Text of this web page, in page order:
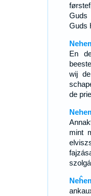
Guds
Guds
En
wij
de
mint